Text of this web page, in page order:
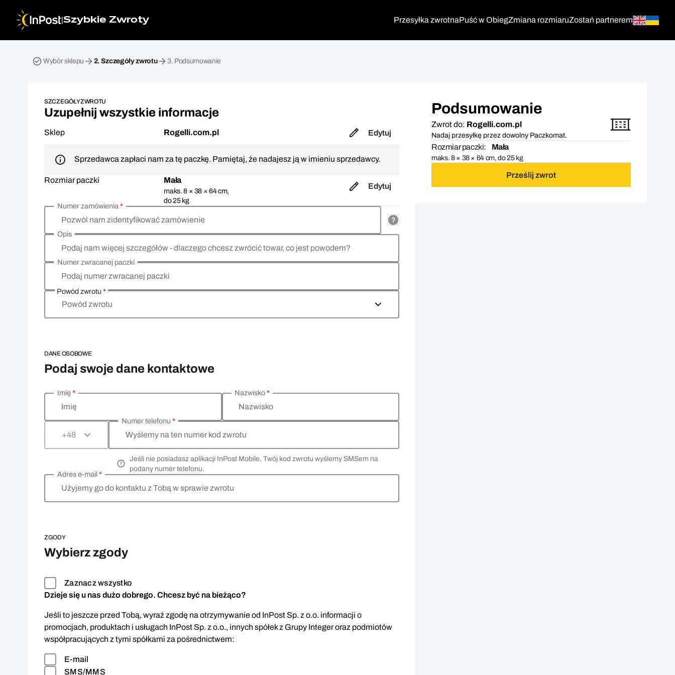
|Szybkie Zwroty Przesyłka zwrotnaPuść w ObiegZmiana rozmiaruZostań partnerem
Wybór sklepu 2. Szczegóły zwrotu 3. Podsumowanie
SZCZEGÓŁY ZWROTU
Uzupełnij wszystkie informacje
Sklep Rogelli.com.pl Edytuj
Sprzedawca zapłaci nam za tę paczkę. Pamiętaj, że nadajesz ją w imieniu sprzedawcy.
Rozmiar paczki Mała
maks. 8 × 38 × 64 cm,
do 25 kg
Edytuj
Pozwól nam zidentyfikować zamówienie
Numer zamówienia*
Podaj nam więcej szczegółów - dlaczego chcesz zwrócić towar, co jest powodem?
Opis
Podaj numer zwracanej paczki
Numer zwracanej paczki
Powód zwrotu*
Powód zwrotu
DANE OSOBOWE
Podaj swoje dane kontaktowe
Wprowadź swoje dane osobowe
Imię
Imię*
Nazwisko
Nazwisko*
+48 Wyślemy na ten numer kod zwrotu
Numer telefonu *
Jeśli nie posiadasz aplikacji InPost Mobile, Twój kod zwrotu wyślemy SMSem na
podany numer telefonu.
Użyjemy go do kontaktu z Tobą w sprawie zwrotu
Adres e-mail *
ZGODY
Wybierz zgody
Zaznacz wszystko
Dzieje się u nas dużo dobrego. Chcesz być na bieżąco?
Jeśli to jeszcze przed Tobą, wyraź zgodę na otrzymywanie od InPost Sp. z o.o. informacji o
promocjach, produktach i usługach InPost Sp. z o.o., innych spółek z Grupy Integer oraz podmiotów
współpracujących z tymi spółkami za pośrednictwem:
E-mail
SMS/MMS
Podsumowanie
Zwrot do: Rogelli.com.pl
Nadaj przesyłkę przez dowolny Paczkomat.
Rozmiar paczki: Mała
maks. 8 × 38 × 64 cm, do 25 kg
Prześlij zwrot